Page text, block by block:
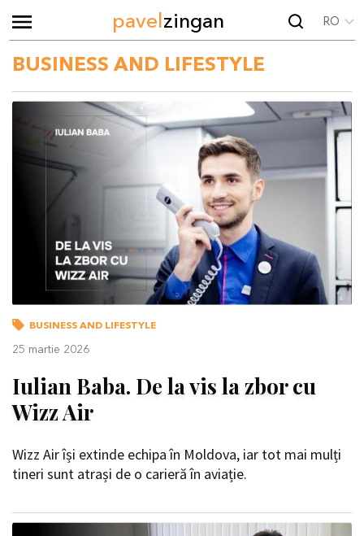
pavelzingan RO
BUSINESS AND LIFESTYLE
BUSINESS AND LIFESTYLE
25 martie 2026
Iulian Baba. De la vis la zbor cu
Wizz Air
Wizz Air își extinde echipa în Moldova, iar tot mai mulți
tineri sunt atrași de o carieră în aviație.